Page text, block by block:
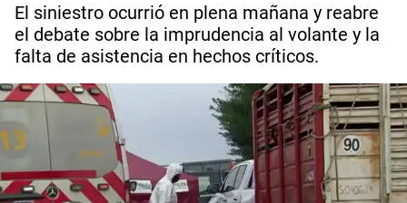
El siniestro ocurrió en plena mañana y reabre
el debate sobre la imprudencia al volante y la
falta de asistencia en hechos críticos.